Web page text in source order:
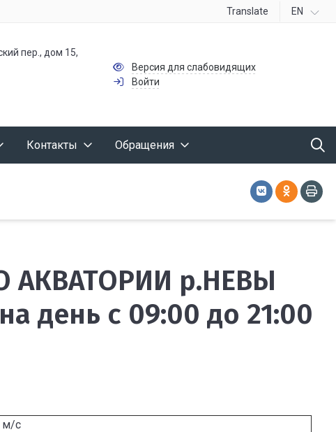
Translate EN
пер., дом 15,
Версия для слабовидящих
Войти
Контакты Обращения
р.НЕВЫ
день с 09:00 до 21:00
м/с